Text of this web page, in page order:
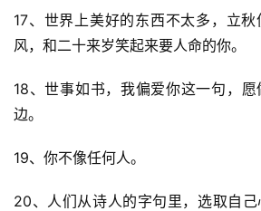
17、世界上美好的东西不太多，立
风，和二十来岁笑起来要人命的你。
18、世事如书，我偏爱你这一句，
边。
19、你不像任何人。
20、人们从诗人的字句里，选取自